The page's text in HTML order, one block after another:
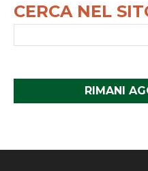
CERCA NEL
RIMANI